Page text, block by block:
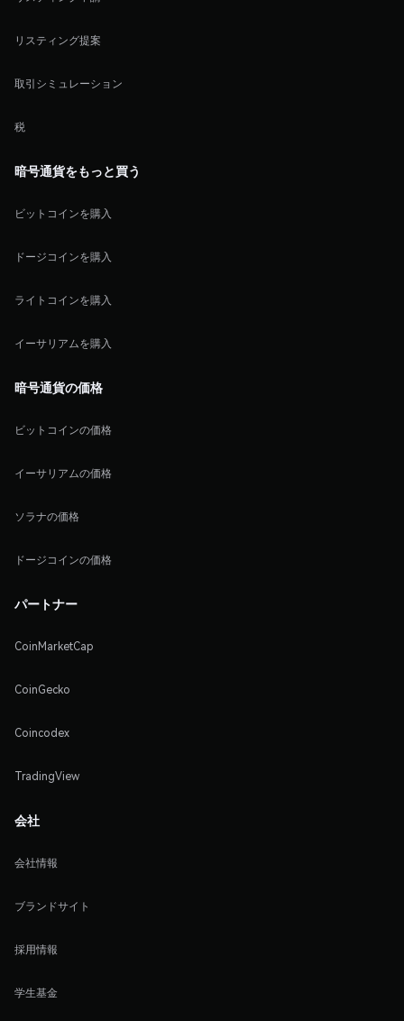
リスティング提案
取引シミュレーション
税
暗号通貨をもっと買う
ビットコインを購入
ドージコインを購入
ライトコインを購入
イーサリアムを購入
暗号通貨の価格
ビットコインの価格
イーサリアムの価格
ソラナの価格
ドージコインの価格
パートナー
CoinMarketCap
CoinGecko
Coincodex
TradingView
会社
会社情報
ブランドサイト
採用情報
学生基金